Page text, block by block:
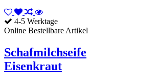
4-5 Werktage
Online Bestellbare Artikel
Schafmilchseife
Eisenkraut